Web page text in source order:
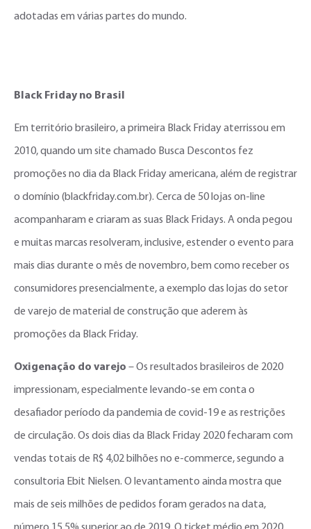
adotadas em várias partes do mundo.
Black Friday no Brasil
Em território brasileiro, a primeira Black Friday aterrissou em
2010, quando um site chamado Busca Descontos fez
promoções no dia da Black Friday americana, além de registrar
o domínio (blackfriday.com.br). Cerca de 50 lojas on-line
acompanharam e criaram as suas Black Fridays. A onda pegou
e muitas marcas resolveram, inclusive, estender o evento para
mais dias durante o mês de novembro, bem como receber os
consumidores presencialmente, a exemplo das lojas do setor
de varejo de material de construção que aderem às
promoções da Black Friday.
Oxigenação do varejo – Os resultados brasileiros de 2020
impressionam, especialmente levando-se em conta o
desafiador período da pandemia de covid-19 e as restrições
de circulação. Os dois dias da Black Friday 2020 fecharam com
vendas totais de R$ 4,02 bilhões no e-commerce, segundo a
consultoria Ebit Nielsen. O levantamento ainda mostra que
mais de seis milhões de pedidos foram gerados na data,